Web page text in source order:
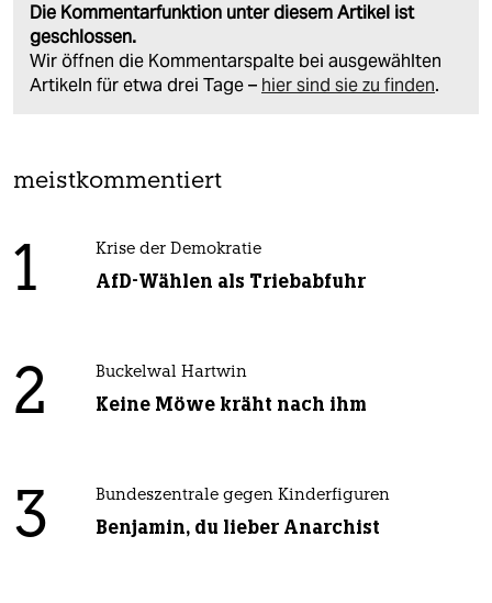
Die Kommentarfunktion unter diesem Artikel ist
geschlossen.
Wir öffnen die Kommentarspalte bei ausgewählten
Artikeln für etwa drei Tage – hier sind sie zu finden.
meistkommentiert
1 Krise der Demokratie
AfD-Wählen als Triebabfuhr
2 Buckelwal Hartwin
Keine Möwe kräht nach ihm
3 Bundeszentrale gegen Kinderfiguren
Benjamin, du lieber Anarchist